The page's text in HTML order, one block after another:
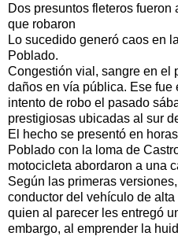
Dos presuntos fleteros fueron
que robaron
Lo sucedido generó caos en
Poblado.
Congestión vial, sangre en el
daños en vía pública. Ese
intento de robo el pasado
prestigiosas ubicadas al sur
El hecho se presentó en
Poblado con la loma de
motocicleta abordaron a una
Según las primeras
conductor del vehículo de
quien al parecer les entregó
embargo, al emprender la